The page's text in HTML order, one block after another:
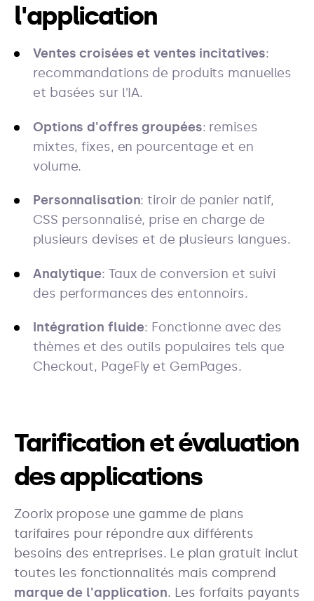
l'application
Ventes croisées et ventes incitatives:
recommandations de produits manuelles
et basées sur l'IA.
Options d'offres groupées: remises
mixtes, fixes, en pourcentage et en
volume.
Personnalisation: tiroir de panier natif,
CSS personnalisé, prise en charge de
plusieurs devises et de plusieurs langues.
Analytique: Taux de conversion et suivi
des performances des entonnoirs.
Intégration fluide: Fonctionne avec des
thèmes et des outils populaires tels que
Checkout, PageFly et GemPages.
Tarification et évaluation
des applications
Zoorix propose une gamme de plans
tarifaires pour répondre aux différents
besoins des entreprises. Le plan gratuit inclut
toutes les fonctionnalités mais comprend
marque de l'application. Les forfaits payants